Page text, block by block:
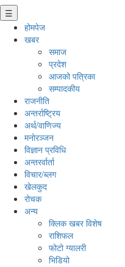
☰
होमपेज
खबर
समाज
प्रदेश
आजको पत्रिका
सम्पादकीय
राजनीति
अन्तर्राष्ट्रिय
अर्थ/वाणिज्य
मनाेरञ्जन
विज्ञान प्रविधि
अन्तरर्वार्ता
विचार/ब्लग
खेलकुद
रोचक
अन्य
क्लिक खबर विशेष
राशिफल
फोटो ग्यालरी
भिडियो